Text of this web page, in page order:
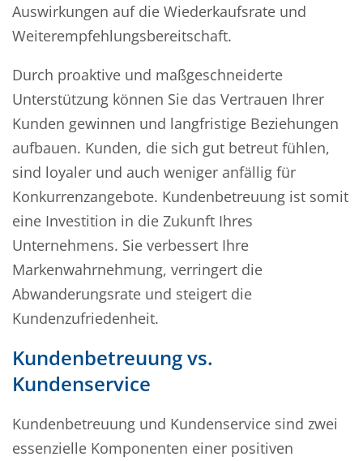
Auswirkungen auf die Wiederkaufsrate und
Weiterempfehlungsbereitschaft.
Durch proaktive und maßgeschneiderte
Unterstützung können Sie das Vertrauen Ihrer
Kunden gewinnen und langfristige Beziehungen
aufbauen. Kunden, die sich gut betreut fühlen,
sind loyaler und auch weniger anfällig für
Konkurrenzangebote. Kundenbetreuung ist somit
eine Investition in die Zukunft Ihres
Unternehmens. Sie verbessert Ihre
Markenwahrnehmung, verringert die
Abwanderungsrate und steigert die
Kundenzufriedenheit.
Kundenbetreuung vs.
Kundenservice
Kundenbetreuung und Kundenservice sind zwei
essenzielle Komponenten einer positiven